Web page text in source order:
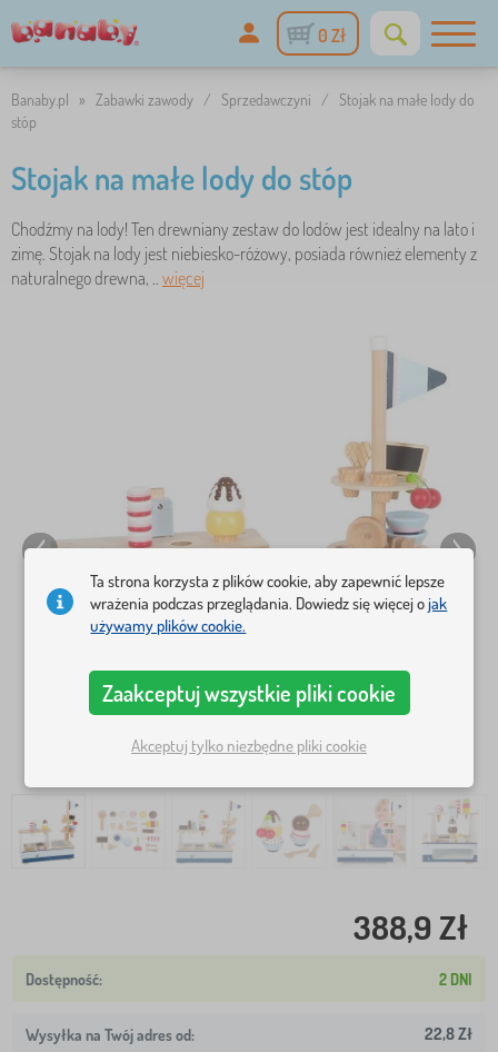
0 Zł
Banaby.pl » Zabawki zawody / Sprzedawczyni / Stojak na małe lody do
stóp
Stojak na małe lody do stóp
Chodźmy na lody! Ten drewniany zestaw do lodów jest idealny na lato i
zimę. Stojak na lody jest niebiesko-różowy, posiada również elementy z
naturalnego drewna, .. więcej
388,9 Zł
2 DNI
Wysyłka na Twój adres od: 22,8 Zł
Ta strona korzysta z plików cookie, aby zapewnić lepsze
wrażenia podczas przeglądania. Dowiedz się więcej ojak
używamy plików cookie.
Zaakceptuj wszystkie pliki cookie
Akceptuj tylko niezbędne pliki cookie